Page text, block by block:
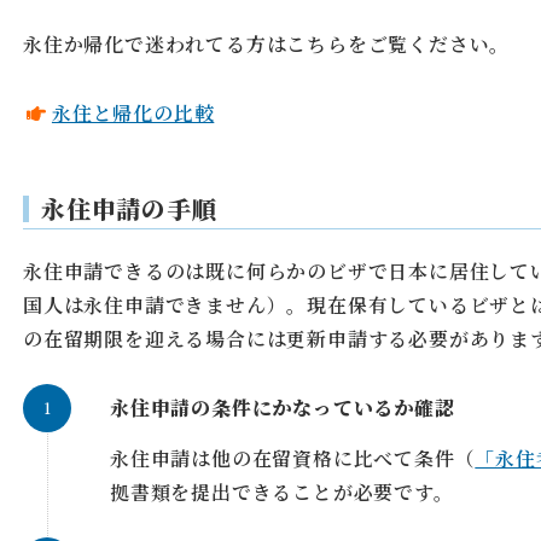
永住か帰化で迷われてる方はこちらをご覧ください。
永住と帰化の比較
永住申請の手順
永住申請できるのは既に何らかのビザで日本に居住し
国人は永住申請できません）。現在保有しているビザ
の在留期限を迎える場合には更新申請する必要がありま
永住申請の条件にかなっているか確認
永住申請は他の在留資格に比べて条件（ 「永
拠書類を提出できることが必要です。